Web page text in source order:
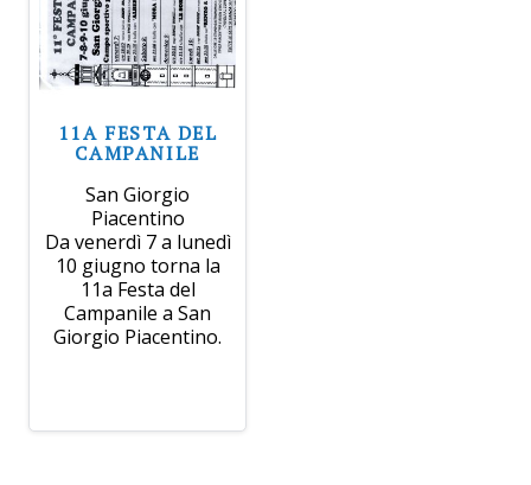
11A FESTA DEL
CAMPANILE
San Giorgio
Piacentino
Da venerdì 7 a lunedì
10 giugno torna la
11a Festa del
Campanile a San
Giorgio Piacentino.